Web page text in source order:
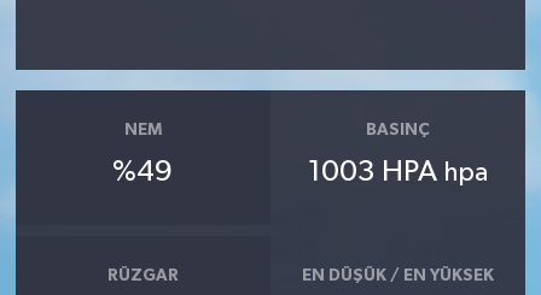
NEM
%49
BASINÇ
1003 HPA hpa
RÜZGAR EN DÜŞÜK / EN YÜKSEK